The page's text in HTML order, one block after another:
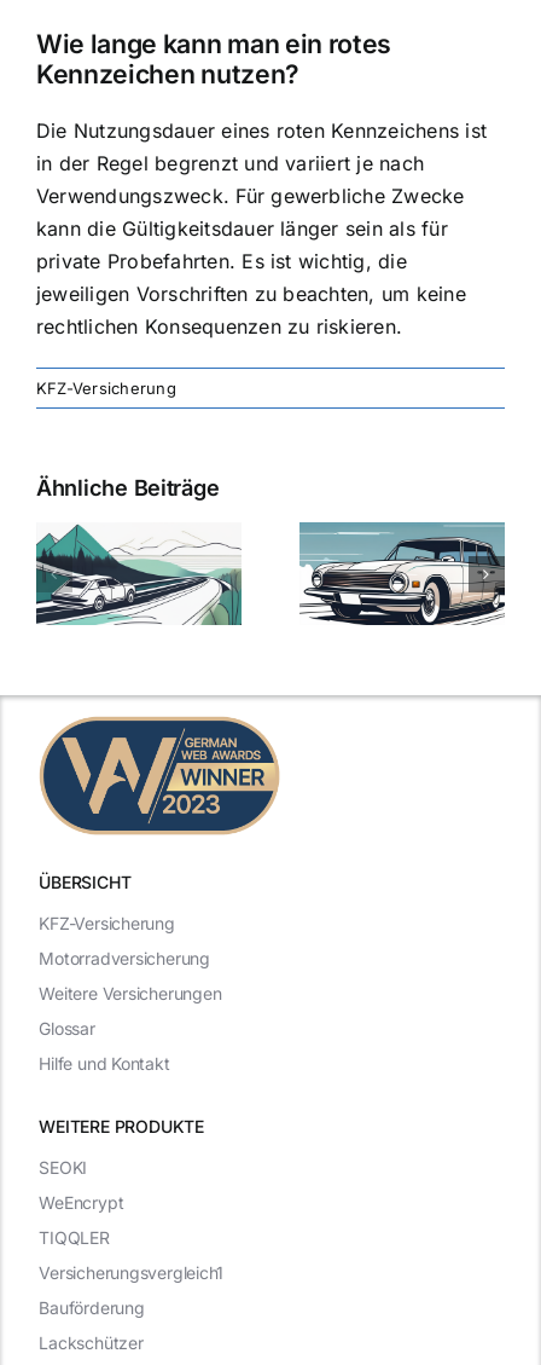
Wie lange kann man ein rotes
Kennzeichen nutzen?
Die Nutzungsdauer eines roten Kennzeichens ist
in der Regel begrenzt und variiert je nach
Verwendungszweck. Für gewerbliche Zwecke
kann die Gültigkeitsdauer länger sein als für
private Probefahrten. Es ist wichtig, die
jeweiligen Vorschriften zu beachten, um keine
rechtlichen Konsequenzen zu riskieren.
KFZ-Versicherung
Ähnliche Beiträge
Versicherung:
Günstige Kfz-
Versicherungstarife
mit Top-
Kfz-
Die besten
Angebote im
ÜBERSICHT
WEITERE PRODUKTE
KFZ-Versicherung
Motorradversicherung
Weitere Versicherungen
Glossar
Hilfe und Kontakt
SEOKI
WeEncrypt
TIQQLER
Versicherungsvergleich1
Bauförderung
Lackschützer